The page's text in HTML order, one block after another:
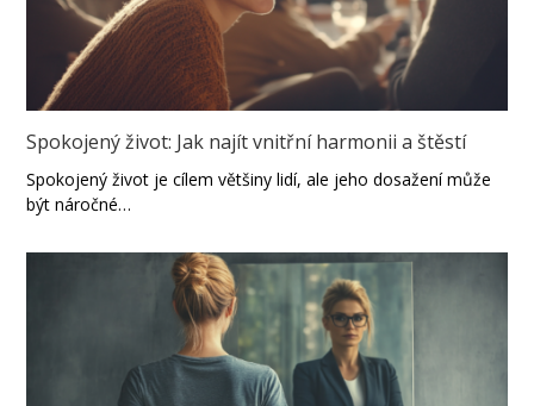
Spokojený život: Jak najít vnitřní harmonii a štěstí
Spokojený život je cílem většiny lidí, ale jeho dosažení může
být náročné…